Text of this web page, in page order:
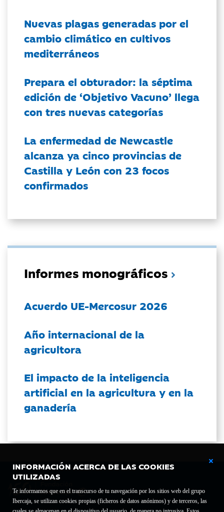
INFORMACIÓN ACERCA DE LAS COOKIES
UTILIZADAS
Te informamos que en el transcurso de tu navegación por los sitios web del grupo
Ibercaja, se utilizan cookies propias (ficheros de datos anónimos) y de terceros, las
Nuevas plagas generadas por el
cambio climático en cultivos
mediterráneos
Prepara el obturador: la séptima
edición de ‘Objetivo Vacuno’ llega
con tres nuevas categorías
La enfermedad de Newcastle
alcanza ya cinco provincias de
Castilla y León con 23 focos
confirmados
Informes monográficos
Acuerdo UE-Mercosur 2026
Año internacional de la
agricultora
El impacto de la inteligencia
artificial en la agricultura y en la
ganadería